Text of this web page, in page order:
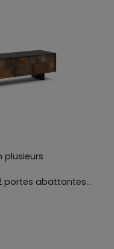
plusieurs
portes abattantes, 1